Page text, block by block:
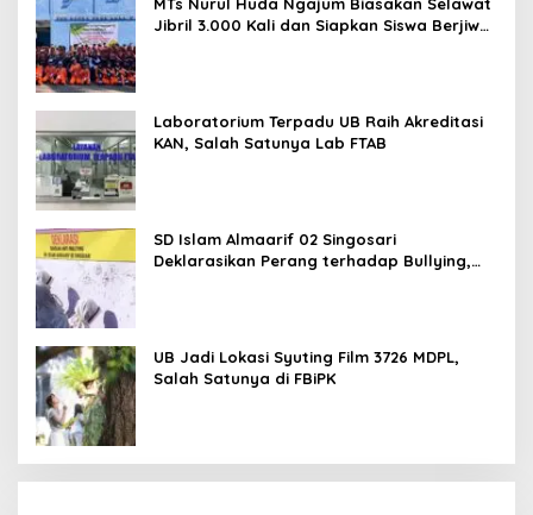
MTs Nurul Huda Ngajum Biasakan Selawat
Jibril 3.000 Kali dan Siapkan Siswa Berjiwa
Laboratorium Terpadu UB Raih Akreditasi
KAN, Salah Satunya Lab FTAB
SD Islam Almaarif 02 Singosari
Deklarasikan Perang terhadap Bullying,
UB Jadi Lokasi Syuting Film 3726 MDPL,
Salah Satunya di FBiPK